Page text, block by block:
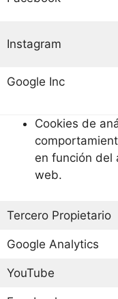
Instagram
Google Inc
Cookies de
en función del
web.
Tercero Propietario
Google Analytics
YouTube